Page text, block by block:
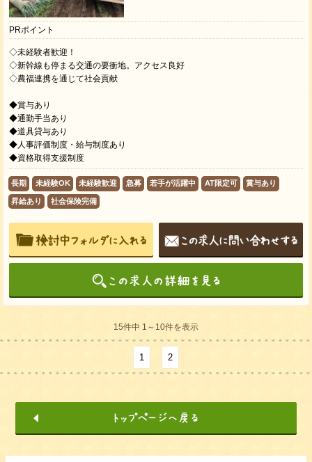
PRポイント
◇未経験者歓迎！
◇新幹線も停まる交通の要衝地。アクセス良好
◇農福連携を通じて社会貢献
◆賞与あり
◆通勤手当あり
◆道具貸与あり
◆人事評価制度・給与制度あり
◆資格取得支援制度
長期 未経験OK 未経験歓迎 急募 若手が活躍中 AT限定可 賞与あり
昇給あり 社会保険完備
15件中 1～10件を表示
1 2